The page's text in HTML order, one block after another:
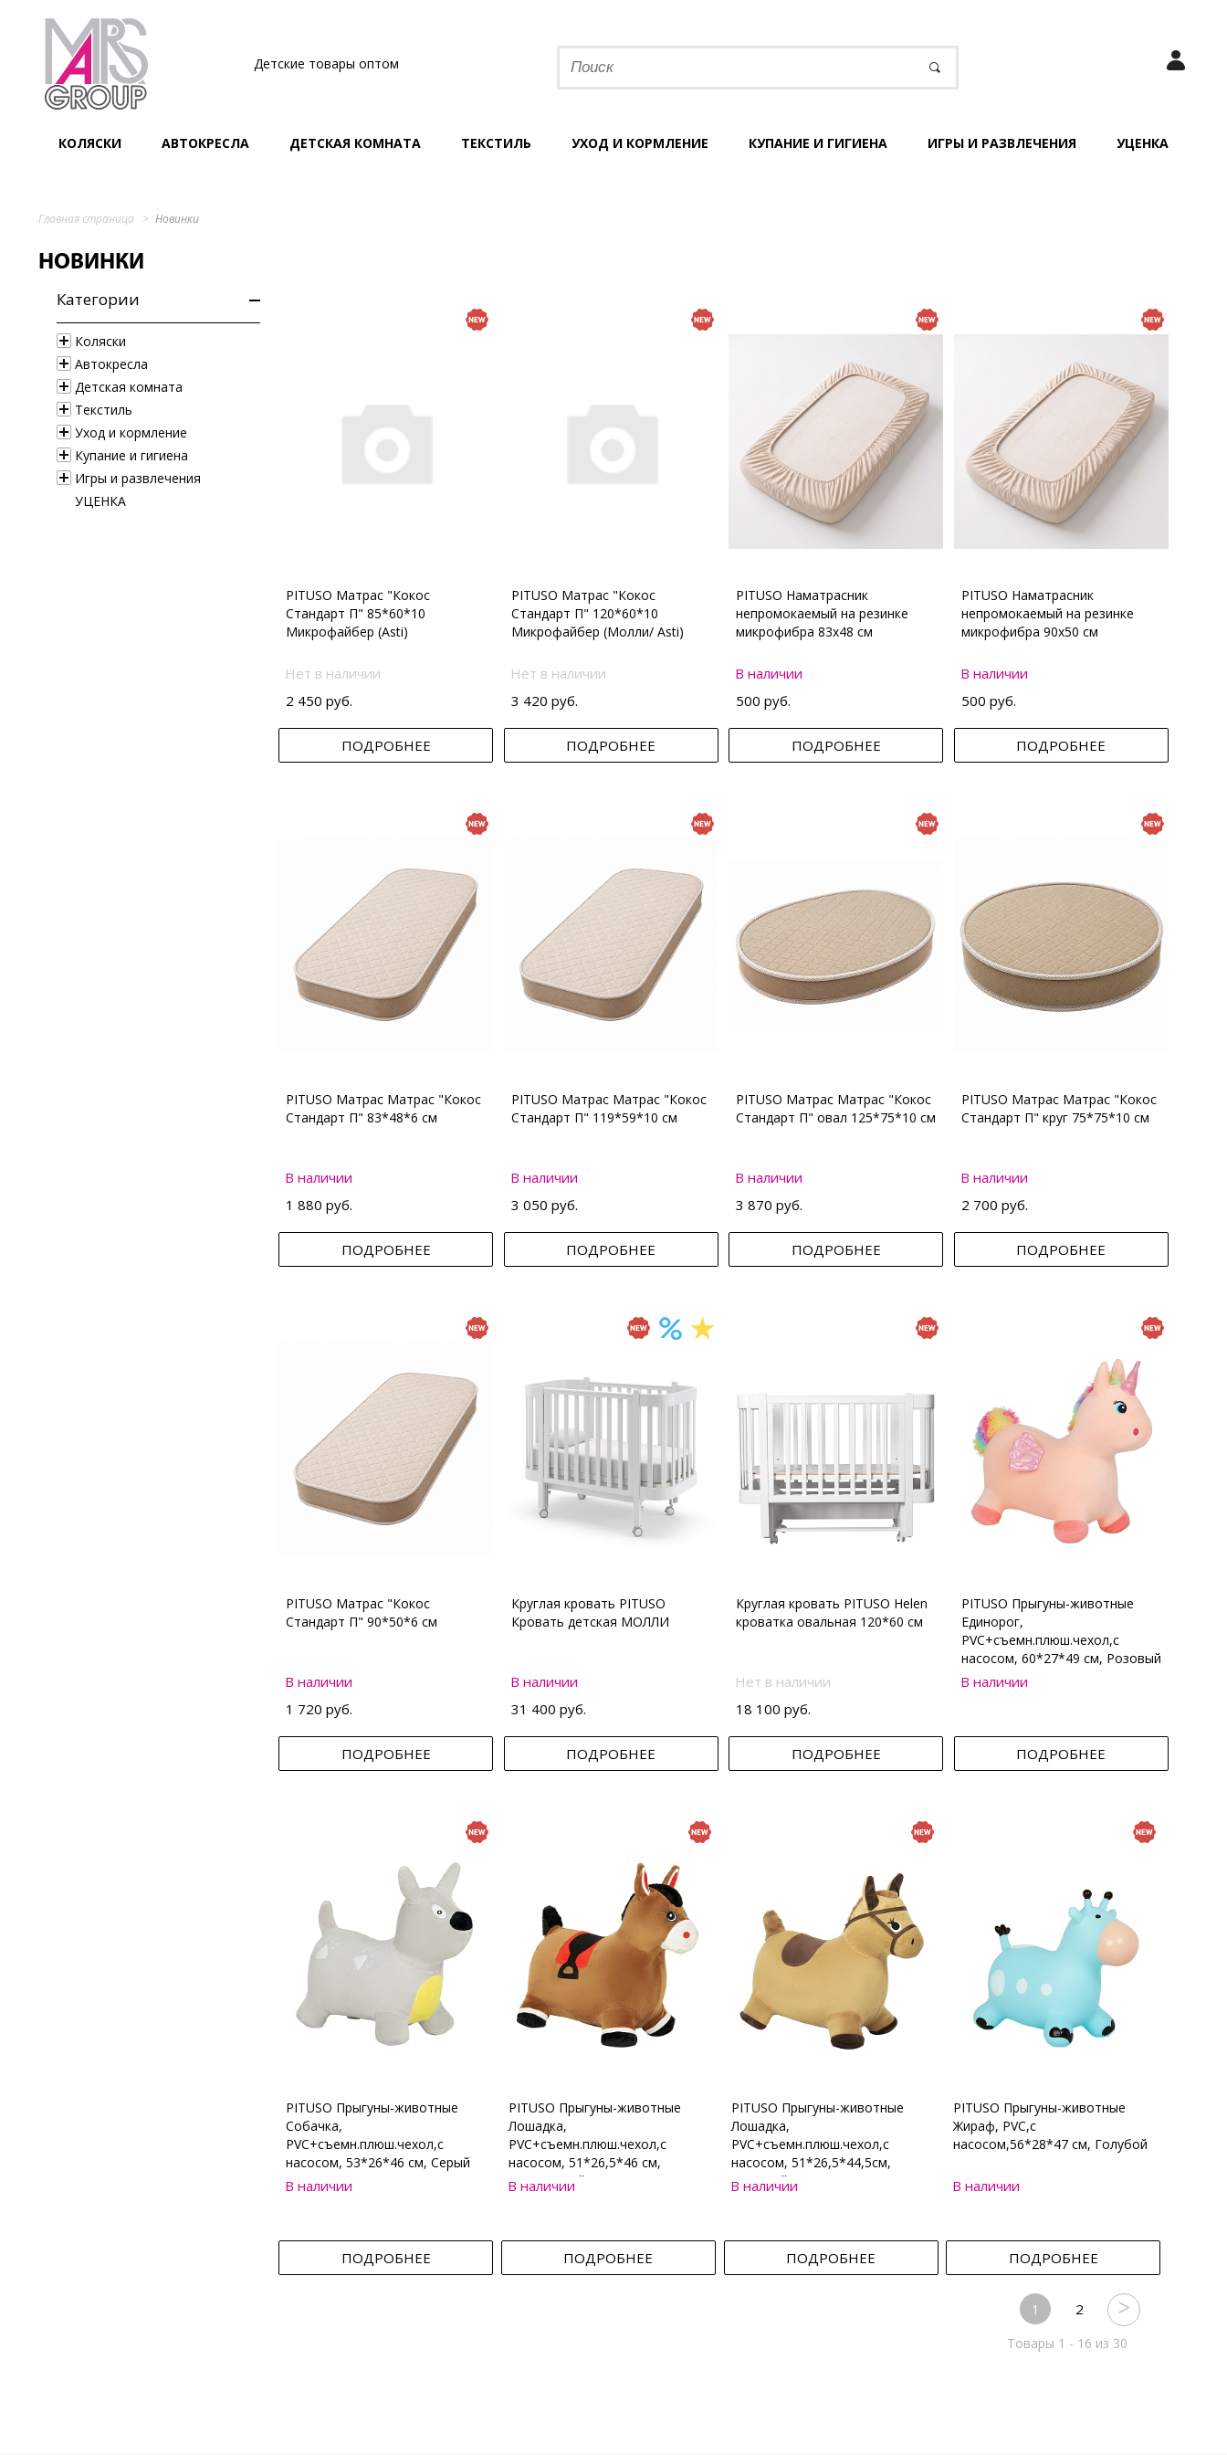
Детские товары оптом
КОЛЯСКИ АВТОКРЕСЛА ДЕТСКАЯ КОМНАТА ТЕКСТИЛЬ УХОД И КОРМЛЕНИЕ КУПАНИЕ И ГИГИЕНА ИГРЫ И РАЗВЛЕЧЕНИЯ УЦЕНКА
Главная страница Новинки
НОВИНКИ
Категории
Коляски
Автокресла
Детская комната
Текстиль
Уход и кормление
Купание и гигиена
Игры и развлечения
УЦЕНКА
PITUSO Матрас "Кокос
Стандарт П" 85*60*10
Микрофайбер (Asti)
Нет в наличии
2 450 руб.
ПОДРОБНЕЕ
PITUSO Матрас "Кокос
Стандарт П" 120*60*10
Микрофайбер (Молли/ Asti)
Нет в наличии
3 420 руб.
ПОДРОБНЕЕ
PITUSO Наматрасник
непромокаемый на резинке
микрофибра 83х48 см
В наличии
500 руб.
ПОДРОБНЕЕ
PITUSO Наматрасник
непромокаемый на резинке
микрофибра 90х50 см
В наличии
500 руб.
ПОДРОБНЕЕ
PITUSO Матрас Матрас "Кокос
Стандарт П" 83*48*6 см
В наличии
1 880 руб.
ПОДРОБНЕЕ
PITUSO Матрас Матрас "Кокос
Стандарт П" 119*59*10 см
В наличии
3 050 руб.
ПОДРОБНЕЕ
PITUSO Матрас Матрас "Кокос
Стандарт П" овал 125*75*10 см
В наличии
3 870 руб.
ПОДРОБНЕЕ
PITUSO Матрас Матрас "Кокос
Стандарт П" круг 75*75*10 см
В наличии
2 700 руб.
ПОДРОБНЕЕ
PITUSO Матрас "Кокос
Стандарт П" 90*50*6 см
В наличии
1 720 руб.
ПОДРОБНЕЕ
Круглая кровать PITUSO
Кровать детская МОЛЛИ
В наличии
31 400 руб.
ПОДРОБНЕЕ
Круглая кровать PITUSO Helen
кроватка овальная 120*60 см
Нет в наличии
18 100 руб.
ПОДРОБНЕЕ
PITUSO Прыгуны-животные
Единорог,
PVC+съемн.плюш.чехол,с
насосом, 60*27*49 см, Розовый
В наличии
ПОДРОБНЕЕ
PITUSO Прыгуны-животные
Собачка,
PVC+съемн.плюш.чехол,с
насосом, 53*26*46 см, Серый
В наличии
ПОДРОБНЕЕ
PITUSO Прыгуны-животные
Лошадка,
PVC+съемн.плюш.чехол,с
насосом, 51*26,5*46 см,
Коричневый
В наличии
ПОДРОБНЕЕ
PITUSO Прыгуны-животные
Лошадка,
PVC+съемн.плюш.чехол,с
насосом, 51*26,5*44,5см,
Бежевый
В наличии
ПОДРОБНЕЕ
PITUSO Прыгуны-животные
Жираф, PVC,с
насосом,56*28*47 см, Голубой
В наличии
ПОДРОБНЕЕ
1 2
Товары 1 - 16 из 30